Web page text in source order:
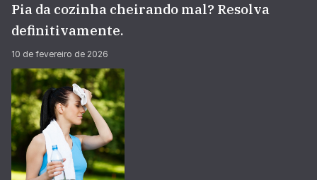
Pia da cozinha cheirando mal? Resolva
definitivamente.
10 de fevereiro de 2026